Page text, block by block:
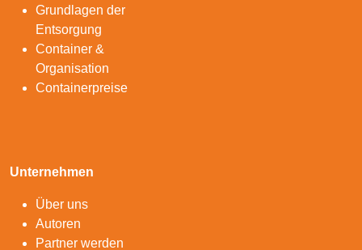
Grundlagen der
Entsorgung
Container &
Organisation
Containerpreise
Unternehmen
Über uns
Autoren
Partner werden